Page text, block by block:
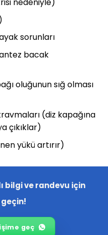
sorunları
bacak
oluğunun sığ olması
(diz kapağına
çıkıklar)
yükü artırır)
bilgi ve randevu için
geç